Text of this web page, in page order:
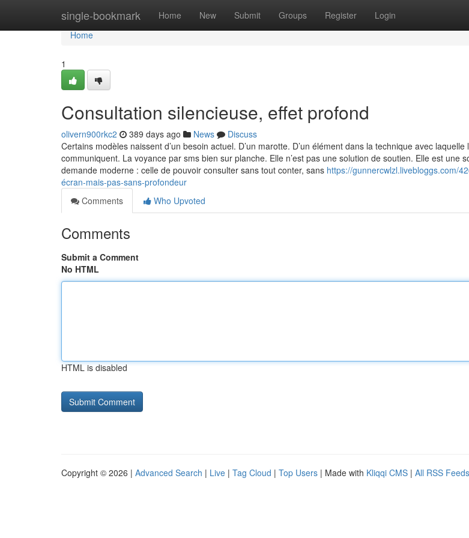
single-bookmark Home New Submit Groups Register Login
Home
Home
1
Consultation silencieuse, effet profond
olivern900rkc2 389 days ago News
Discuss
Certains modèles naissent d’un besoin actuel. D’un marotte. D’un élément dans la technique avec
communiquent. La voyance par sms bien sur planche. Elle n’est pas une solution de soutien. Elle est une
demande moderne : celle de pouvoir consulter sans tout conter, sans https://gunnercwlzl.livebloggs.com/
écran-mais-pas-sans-profondeur
Comments
Who Upvoted
Comments
Submit a Comment
No HTML
HTML is disabled
Copyright © 2026 | Advanced Search | Live | Tag Cloud | Top Users | Made with Kliqqi CMS | All RSS Feeds